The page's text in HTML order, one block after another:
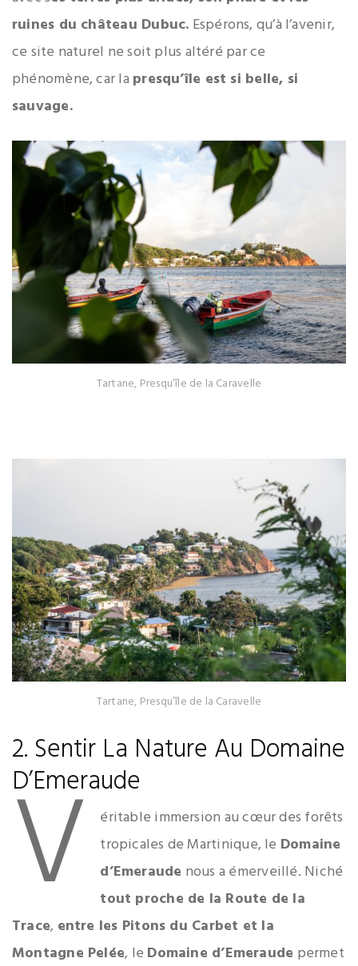
ruines du château Dubuc. Espérons, qu’à l’avenir,
ce site naturel ne soit plus altéré par ce
phénomène, car la presqu’île est si belle, si
sauvage.
Tartane, Presqu’île de la Caravelle
Tartane, Presqu’île de la Caravelle
2. Sentir La Nature Au Domaine
D’Emeraude
V
éritable immersion au cœur des forêts
tropicales de Martinique, le Domaine
d’Emeraude nous a émerveillé. Niché
tout proche de la Route de la
Trace, entre les Pitons du Carbet et la
Montagne Pelée, le Domaine d’Emeraude permet